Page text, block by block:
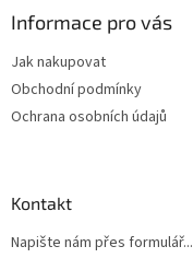
Informace pro vás
Jak nakupovat
Obchodní podmínky
Ochrana osobních údajů
Kontakt
Napište nám přes formulář...